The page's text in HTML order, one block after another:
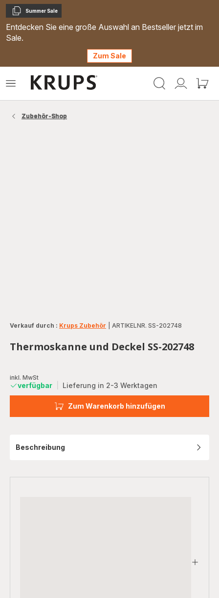
Kopieren
Summer Sale
Entdecken Sie eine große Auswahl an Bestseller jetzt im
Sale.
Zum Sale
Mein
Mein
Das
Zubehör-Shop
Verkauf durch : Krups Zubehör ARTIKELNR. SS-202748
Thermoskanne und Deckel SS-202748
inkl. MwSt
verfügbar Lieferung in 2-3 Werktagen
Zum Warenkorb hinzufügen
Beschreibung